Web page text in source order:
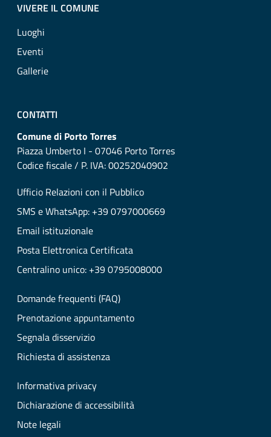
VIVERE IL COMUNE
Luoghi
Eventi
Gallerie
CONTATTI
Comune di Porto Torres
Piazza Umberto I - 07046 Porto Torres
Codice fiscale / P. IVA: 00252040902
Ufficio Relazioni con il Pubblico
SMS e WhatsApp: +39 0797000669
Email istituzionale
Posta Elettronica Certificata
Centralino unico: +39 0795008000
Domande frequenti (FAQ)
Prenotazione appuntamento
Segnala disservizio
Richiesta di assistenza
Informativa privacy
Dichiarazione di accessibilità
Note legali